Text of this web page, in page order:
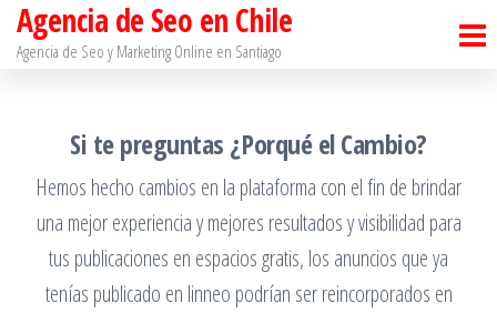
SaltarAgencia de Seo en Chile
Agencia de Seo y Marketing Online en Santiago​
Si te preguntas ¿Porqué el Cambio?
Hemos hecho cambios en la plataforma con el fin de brindar
una mejor experiencia y mejores resultados y visibilidad para
tus publicaciones en espacios gratis, los anuncios que ya
tenías publicado en linneo podrían ser reincorporados en